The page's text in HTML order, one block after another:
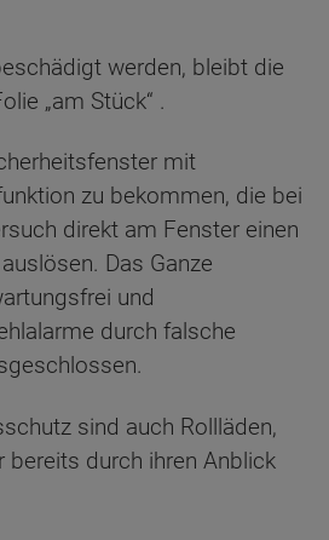
werden, bleibt die
„am Stück“ .
mit
zu bekommen, die bei
direkt am Fenster einen
Das Ganze
und
durch falsche
sind auch Rollläden,
bereits durch ihren Anblick